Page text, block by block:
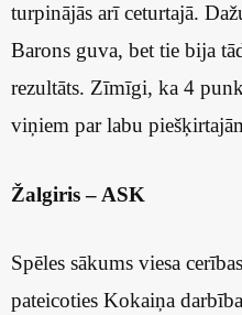
turpinājās arī ceturtajā.
Barons guva, bet tie bija
rezultāts. Zīmīgi, ka 4
viņiem par labu
Žalgiris – ASK
Spēles sākums viesa
pateicoties Kokaiņa